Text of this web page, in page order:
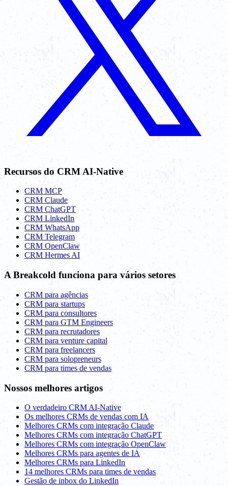
Recursos do CRM AI-Native
CRM MCP
CRM Claude
CRM ChatGPT
CRM LinkedIn
CRM WhatsApp
CRM Telegram
CRM OpenClaw
CRM Hermes AI
A Breakcold funciona para vários setores
CRM para agências
CRM para startups
CRM para consultores
CRM para GTM Engineers
CRM para recrutadores
CRM para venture capital
CRM para freelancers
CRM para solopreneurs
CRM para times de vendas
Nossos melhores artigos
O verdadeiro CRM AI-Native
Os melhores CRMs de vendas com IA
Melhores CRMs com integração Claude
Melhores CRMs com integração ChatGPT
Melhores CRMs com integração OpenClaw
Melhores CRMs para agentes de IA
Melhores CRMs para LinkedIn
14 melhores CRMs para times de vendas
Gestão de inbox do LinkedIn